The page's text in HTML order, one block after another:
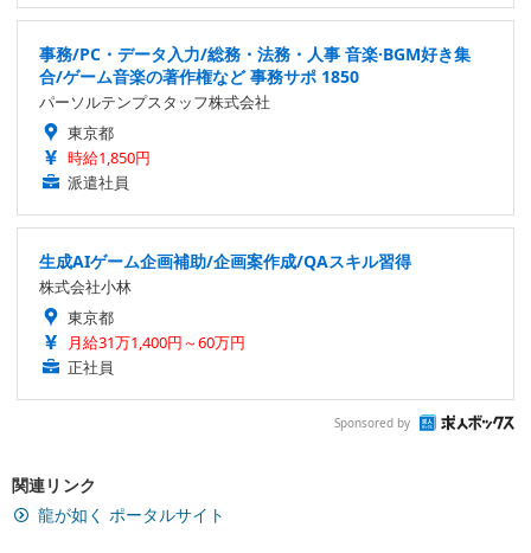
事務/PC・データ入力/総務・法務・人事 音楽·BGM好き集
合/ゲーム音楽の著作権など 事務サポ 1850
パーソルテンプスタッフ株式会社
東京都
時給1,850円
派遣社員
生成AIゲーム企画補助/企画案作成/QAスキル習得
株式会社小林
東京都
月給31万1,400円～60万円
正社員
Sponsored by
関連リンク
龍が如く ポータルサイト